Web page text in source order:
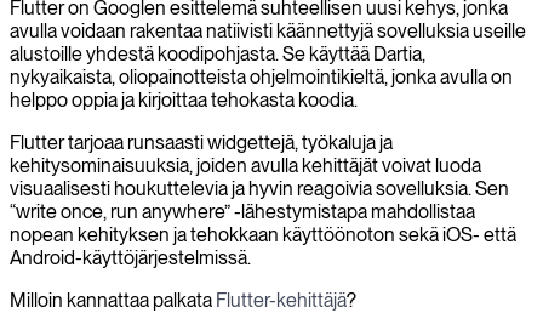
Flutter on Googlen esittelemä suhteellisen uusi kehys, jonka
avulla voidaan rakentaa natiivisti käännettyjä sovelluksia useille
alustoille yhdestä koodipohjasta. Se käyttää Dartia,
nykyaikaista, oliopainotteista ohjelmointikieltä, jonka avulla on
helppo oppia ja kirjoittaa tehokasta koodia.
Flutter tarjoaa runsaasti widgettejä, työkaluja ja
kehitysominaisuuksia, joiden avulla kehittäjät voivat luoda
visuaalisesti houkuttelevia ja hyvin reagoivia sovelluksia. Sen
“write once, run anywhere” -lähestymistapa mahdollistaa
nopean kehityksen ja tehokkaan käyttöönoton sekä iOS- että
Android-käyttöjärjestelmissä.
Milloin kannattaa palkata Flutter-kehittäjä?